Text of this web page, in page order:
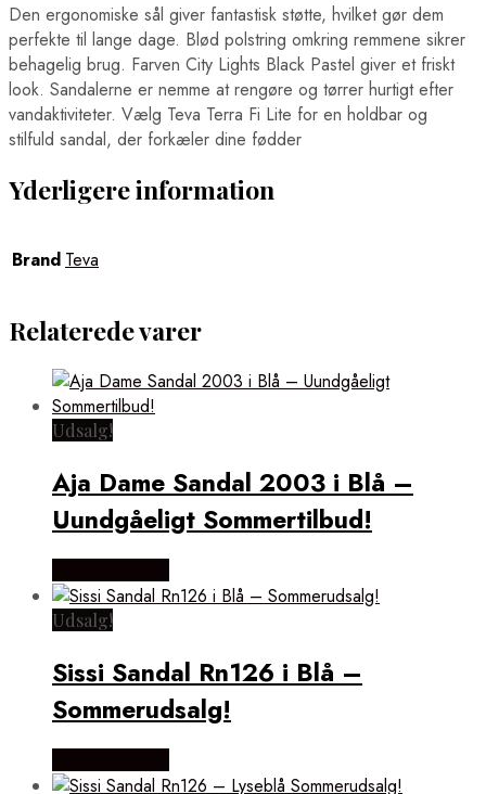
Den ergonomiske sål giver fantastisk støtte, hvilket gør dem
perfekte til lange dage. Blød polstring omkring remmene sikrer
behagelig brug. Farven City Lights Black Pastel giver et friskt
look. Sandalerne er nemme at rengøre og tørrer hurtigt efter
vandaktiviteter. Vælg Teva Terra Fi Lite for en holdbar og
stilfuld sandal, der forkæler dine fødder
Yderligere information
Brand Teva
Relaterede varer
Udsalg!
Aja Dame Sandal 2003 i Blå –
Uundgåeligt Sommertilbud!
Udsalg!
Sissi Sandal Rn126 i Blå –
Sommerudsalg!